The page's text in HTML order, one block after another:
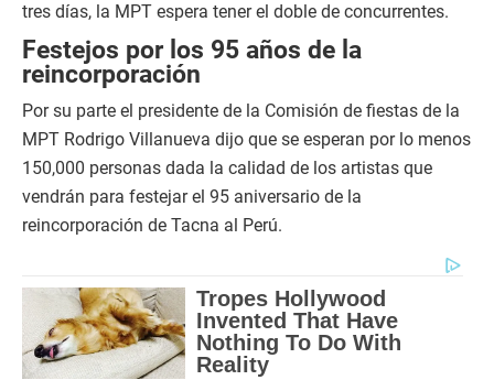
tres días, la MPT espera tener el doble de concurrentes.
Festejos por los 95 años de la
reincorporación
Por su parte el presidente de la Comisión de fiestas de la
MPT Rodrigo Villanueva dijo que se esperan por lo menos
150,000 personas dada la calidad de los artistas que
vendrán para festejar el 95 aniversario de la
reincorporación de Tacna al Perú.